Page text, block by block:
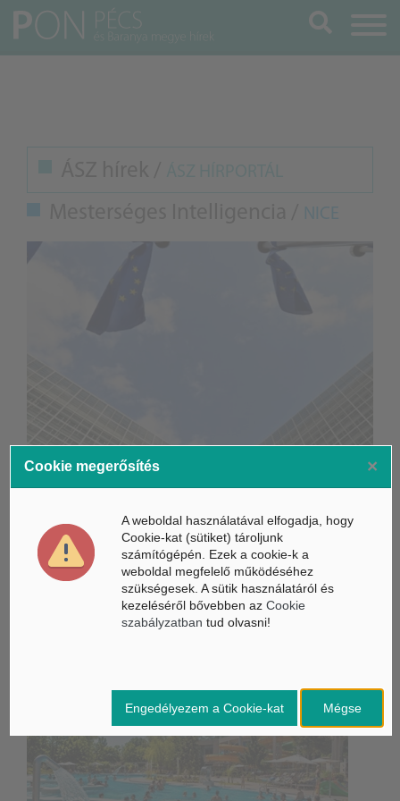
Keresés
NICE
Életbe léptek az Európai Unióban a mesterséges intelligencia
új szabályai
Gyorsabbá válhat a fúziós üzemanyag fejlesztése a
mesterséges intelligenciával
Látó robotkerekesszék segíthet önállóbbá tenni a
mozgáskorlátozott embereket
Cookie megerősítés ×
A weboldal használatával elfogadja, hogy
Cookie-kat (sütiket) tároljunk
számítógépén. Ezek a cookie-k a
weboldal megfelelő működéséhez
szükségesek. A sütik használatáról és
kezeléséről bővebben az Cookie
szabályzatban tud olvasni!
Mégse
Engedélyezem a Cookie-kat